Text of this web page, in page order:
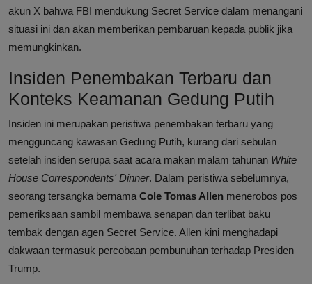
akun X bahwa FBI mendukung Secret Service dalam menangani
situasi ini dan akan memberikan pembaruan kepada publik jika
memungkinkan.
Insiden Penembakan Terbaru dan
Konteks Keamanan Gedung Putih
Insiden ini merupakan peristiwa penembakan terbaru yang
mengguncang kawasan Gedung Putih, kurang dari sebulan
setelah insiden serupa saat acara makan malam tahunan White
House Correspondents' Dinner. Dalam peristiwa sebelumnya,
seorang tersangka bernama Cole Tomas Allen menerobos pos
pemeriksaan sambil membawa senapan dan terlibat baku
tembak dengan agen Secret Service. Allen kini menghadapi
dakwaan termasuk percobaan pembunuhan terhadap Presiden
Trump.